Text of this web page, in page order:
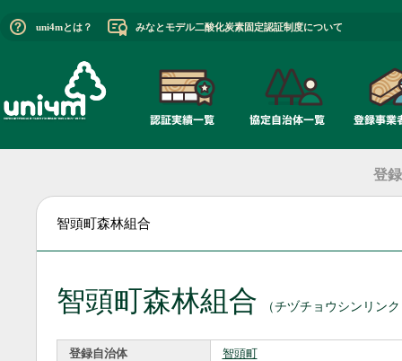
uni4mとは？ みなとモデル二酸化炭素固定認証制度について
登
智頭町森林組合
智頭町森林組合 （チヅチョウシンリン
登録自治体 智頭町